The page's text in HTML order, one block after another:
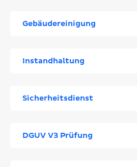
Gebäudereinigung
Instandhaltung
Sicherheitsdienst
DGUV V3 Prüfung